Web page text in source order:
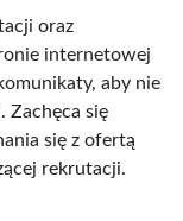
oraz
internetowej
aby nie
Zachęca się
się z ofertą
rekrutacji.